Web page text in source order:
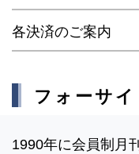
各決済のご案内
フォーサ
1990年に会員制月